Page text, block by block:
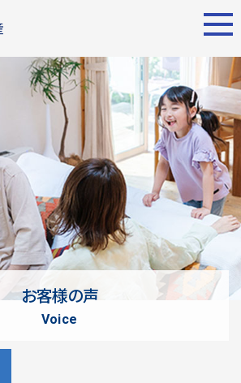
名古屋エリア
物件検索
物件一覧
東京エリア
物件検索
物件一覧
エリア別
名古屋エリア
不動産売却
について
購入希望者
情報一覧
について
売却サポート
シーンごとの売却
売り方のメリット・デメ
リット
買い替えの流れ
売却実績
戸建てを高く売るための
お客様の声
voice